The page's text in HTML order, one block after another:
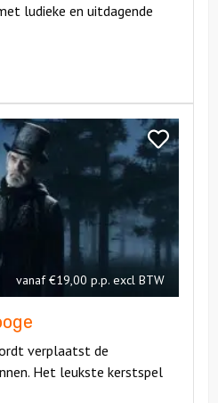
ludieke en uitdagende
Bekijk
Winter
Scrooge
vanaf €19,00 p.p. excl BTW
verplaatst de
Het leukste kerstspel